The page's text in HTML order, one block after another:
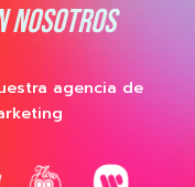
NOSOTROS
agencia de